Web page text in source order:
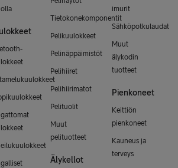
Tietokonekomponentit
Pelikuulokkeet
Pelinäppäimistöt
Pelihiiret
Pelihiirimatot
Pelituolit
Muut
pelituotteet
Älykellot
imurit
Sähköpotkulaudat
Muut
älykodin
tuotteet
Pienkoneet
Keittiön
pienkoneet
Kauneus ja
terveys